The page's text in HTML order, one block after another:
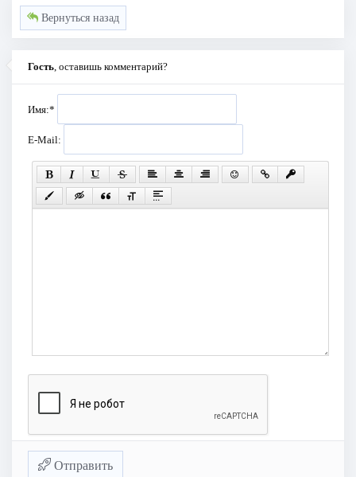
Вернуться назад
Гость, оставишь комментарий?
Имя:*
E-Mail:
Отправить